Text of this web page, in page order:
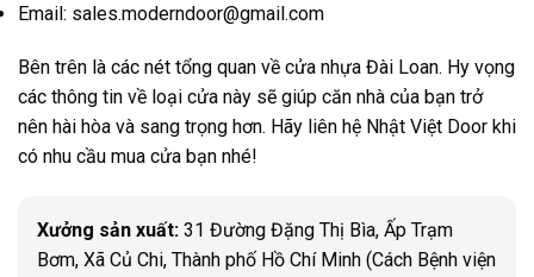
Email: sales.moderndoor@gmail.com
Bên trên là các nét tổng quan về cửa nhựa Đài Loan. Hy vọng
các thông tin về loại cửa này sẽ giúp căn nhà của bạn trở
nên hài hòa và sang trọng hơn. Hãy liên hệ Nhật Việt Door khi
có nhu cầu mua cửa bạn nhé!
Xưởng sản xuất: 31 Đường Đặng Thị Bìa, Ấp Trạm
Bơm, Xã Củ Chi, Thành phố Hồ Chí Minh (Cách Bệnh viện